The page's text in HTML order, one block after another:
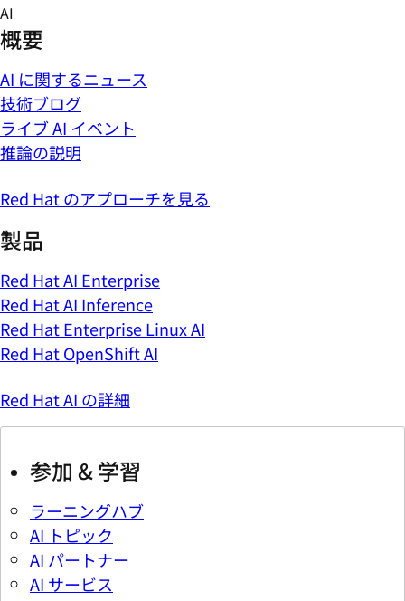
Skip
to
content
AI
概要
AI に関するニュース
技術ブログ
ライブ AI イベント
推論の説明
Red Hat のアプローチを見る
製品
Red Hat AI Enterprise
Red Hat AI Inference
Red Hat Enterprise Linux AI
Red Hat OpenShift AI
Red Hat AI の詳細
参加 & 学習
ラーニングハブ
AI トピック
AI パートナー
AI サービス